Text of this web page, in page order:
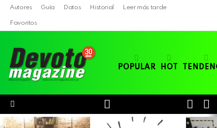
Autores Guía Datos Historial Leer más tarde
Favoritos
POPULAR HOT
SKIN
LATEST